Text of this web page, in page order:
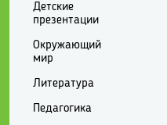
Детские
презентации
Окружающий
мир
Литература
Педагогика